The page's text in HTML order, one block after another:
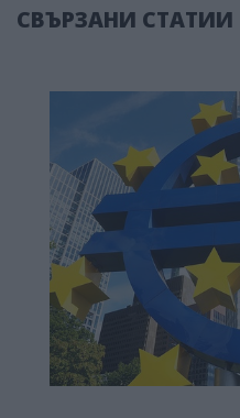
СВЪРЗАНИ СТАТИИ